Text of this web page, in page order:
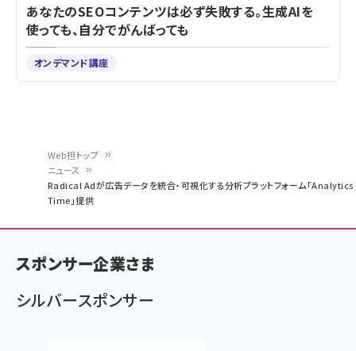
く
ず
Web担トップ
ニュース
Radical Adが広告データを統合・可視化する分析プラットフォーム「Analytics
Time」提供
あなたのSEOコンテンツは必ず失敗する。生成AIを
使っても、自分でがんばっても
オンデマンド講座
スポンサー企業さま
シルバースポンサー